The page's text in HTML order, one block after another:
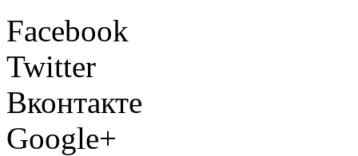
Facebook
Twitter
Вконтакте
Google+